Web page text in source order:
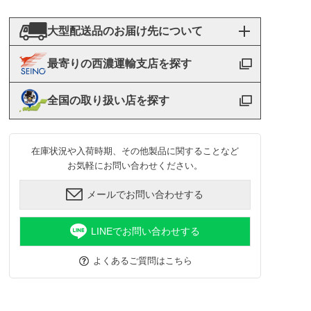
大型配送品のお届け先について
最寄りの西濃運輸支店を探す
全国の取り扱い店を探す
在庫状況や入荷時期、その他製品に関することなど
お気軽にお問い合わせください。
メールでお問い合わせする
LINEでお問い合わせする
よくあるご質問はこちら